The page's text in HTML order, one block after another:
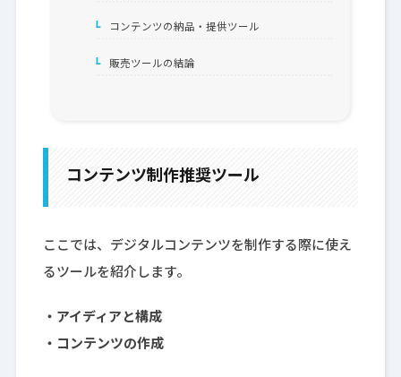
4-4.コンテンツの納品・提供ツール
4-5.販売ツールの結論
コンテンツ制作推奨ツール
ここでは、デジタルコンテンツを制作する際に使え
るツールを紹介します。
・アイディアと構成
・コンテンツの作成